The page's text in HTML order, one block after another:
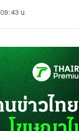
09:43 น.